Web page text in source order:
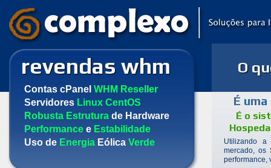
revendas whm
Contas cPanel WHM Reseller
Servidores Linux CentOS
Robusta Estrutura de Hardware
Performance e Estabilidade
Uso de Energia Eólica Verde
O
É
É o
Utilizando a
mercado, os
performance,